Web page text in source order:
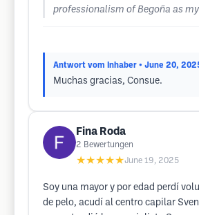
professionalism of Begoña as
Antwort vom Inhaber • June 20,
Muchas gracias, Consue.
Fina Roda
2 Bewertungen
★★★★★June 19, 2025
Soy una mayor y por edad perdí
de pelo, acudí al centro capilar